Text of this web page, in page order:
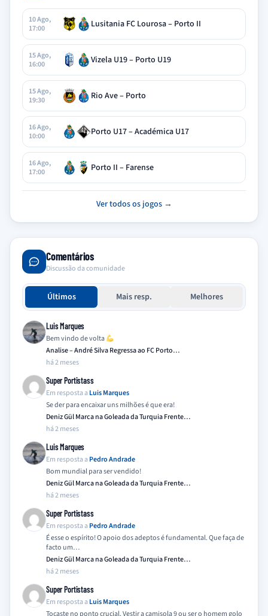
10 Ago,
17:00
Lusitania FC Lourosa – Porto II
15 Ago,
16:00
Vizela U19 – Porto U19
15 Ago,
19:30
Rio Ave – Porto
16 Ago,
10:00
Porto U17 – Académica U17
16 Ago,
17:00
Porto II – Farense
Ver todos os jogos →
Comentários
Discussão da comunidade
Últimos Mais resp. Melhores
Luis Marques
Bem vindo de volta
Analise – André Silva Regressa ao FC Porto…
há 2 meses
Super Portistass
Em resposta a Luis Marques
Se der para encaixar uns milhões é que era!
Deniz Gül Marca na Goleada da Turquia Frente…
há 2 meses
Luis Marques
Em resposta a Pedro Andrade
Bom mundial para ser vendido!
Deniz Gül Marca na Goleada da Turquia Frente…
há 2 meses
Super Portistass
Em resposta a Pedro Andrade
É esse o espírito! O apoio dos adeptos é fundamental. Que faça de
facto um…
Deniz Gül Marca na Goleada da Turquia Frente…
há 2 meses
Super Portistass
Em resposta a Luis Marques